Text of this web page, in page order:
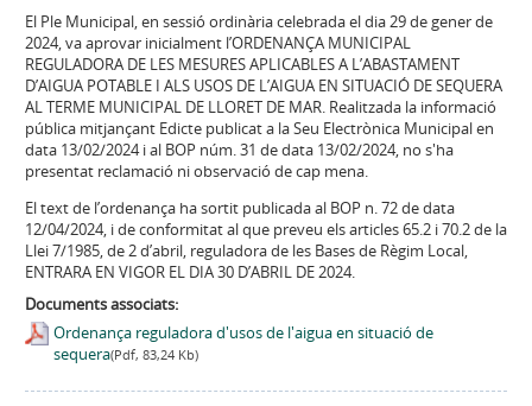
El Ple Municipal, en sessió ordinària celebrada el dia 29 de gener de
2024, va aprovar inicialment l’ORDENANÇA MUNICIPAL
REGULADORA DE LES MESURES APLICABLES A L’ABASTAMENT
D’AIGUA POTABLE I ALS USOS DE L’AIGUA EN SITUACIÓ DE SEQUERA
AL TERME MUNICIPAL DE LLORET DE MAR. Realitzada la informació
pública mitjançant Edicte publicat a la Seu Electrònica Municipal en
data 13/02/2024 i al BOP núm. 31 de data 13/02/2024, no s'ha
presentat reclamació ni observació de cap mena.
El text de l’ordenança ha sortit publicada al BOP n. 72 de data
12/04/2024, i de conformitat al que preveu els articles 65.2 i 70.2 de la
Llei 7/1985, de 2 d’abril, reguladora de les Bases de Règim Local,
ENTRARA EN VIGOR EL DIA 30 D’ABRIL DE 2024.
Documents associats:
Ordenança reguladora d'usos de l'aigua en situació de
sequera(Pdf, 83,24 Kb)